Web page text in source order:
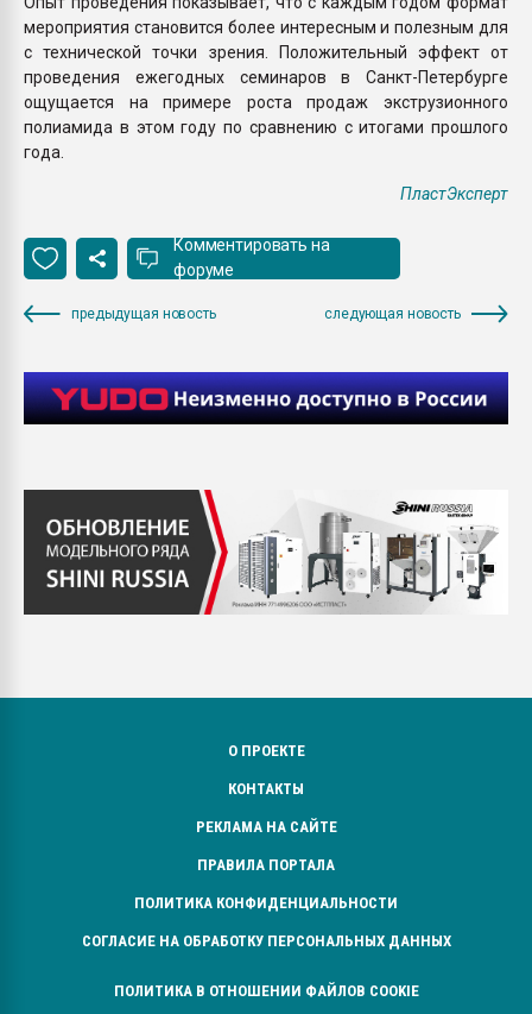
мероприятия становится более интересным и полезным для
с технической точки зрения. Положительный эффект от
проведения ежегодных семинаров в Санкт-Петербурге
ощущается на примере роста продаж экструзионного
полиамида в этом году по сравнению с итогами прошлого
года.
ПластЭксперт
Комментировать на
форуме
предыдущая новость следующая новость
О ПРОЕКТЕ
КОНТАКТЫ
РЕКЛАМА НА САЙТЕ
ПРАВИЛА ПОРТАЛА
ПОЛИТИКА КОНФИДЕНЦИАЛЬНОСТИ
СОГЛАСИЕ НА ОБРАБОТКУ ПЕРСОНАЛЬНЫХ ДАННЫХ
ПОЛИТИКА В ОТНОШЕНИИ ФАЙЛОВ COOKIE